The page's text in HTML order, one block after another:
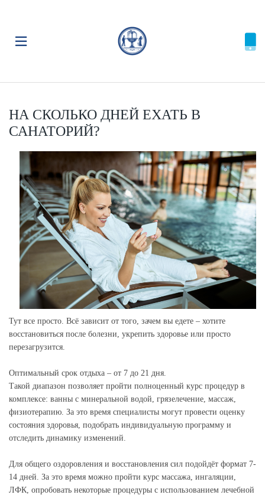
НА СКОЛЬКО ДНЕЙ ЕХАТЬ В
САНАТОРИЙ?
Тут все просто. Всё зависит от того, зачем вы едете – хотите
восстановиться после болезни, укрепить здоровье или просто
перезагрузится.
Оптимальный срок отдыха – от 7 до 21 дня.
Такой диапазон позволяет пройти полноценный курс процедур в
комплексе: ванны с минеральной водой, грязелечение, массаж,
физиотерапию. За это время специалисты могут провести оценку
состояния здоровья, подобрать индивидуальную программу и
отследить динамику изменений.
Для общего оздоровления и восстановления сил подойдёт формат 7-
14 дней. За это время можно пройти курс массажа, ингаляции,
ЛФК, опробовать некоторые процедуры с использованием лечебной